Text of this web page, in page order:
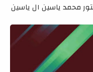
محمد ياسين ال ياسين